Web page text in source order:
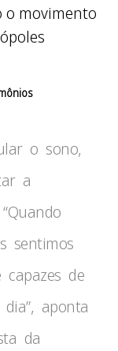
o sono,
a
sentimos
de
aponta
da